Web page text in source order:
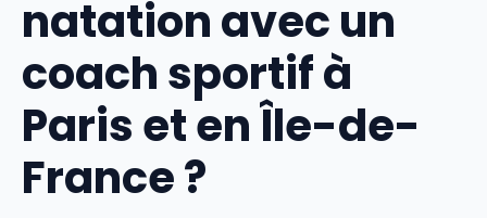
natation avec un
coach sportif à
Paris et en Île-de-
France ?